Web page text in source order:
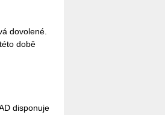
do­vo­le­né.
době
dis­po­nu­je